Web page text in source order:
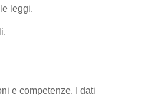
leggi.
e competenze. I dati